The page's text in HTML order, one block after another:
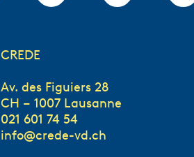
CREDE
Av. des Figuiers 28
CH – 1007 Lausanne
021 601 74 54
info@crede-vd.ch